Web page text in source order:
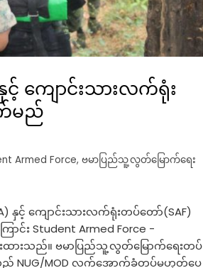
ကျောင်းသားလက်ရုံး
က်မည်
Armed Force, ဗမာပြည်သူ့လွတ်မြောက်ရေး
နှင့် ကျောင်းသားလက်ရုံးတပ်တော်(SAF)
ာင်း Student Armed Force -
ားသည်။ ဗမာပြည်သူ့လွတ်မြောက်ရေးတပ်
သည် NUG/MOD လက်အောက်ခံတပ်မဟုတ်ပေ